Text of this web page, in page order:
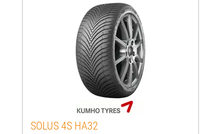
SOLUS 4S HA32